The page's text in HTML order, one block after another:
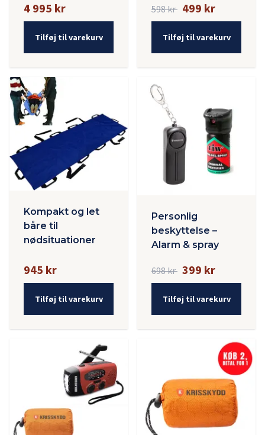
4 995 kr
Tilføj til varekurv
598 kr 499 kr
Tilføj til varekurv
Kompakt og let
båre til
nødsituationer
945 kr
Tilføj til varekurv
Personlig
beskyttelse –
Alarm & spray
698 kr 399 kr
Tilføj til varekurv